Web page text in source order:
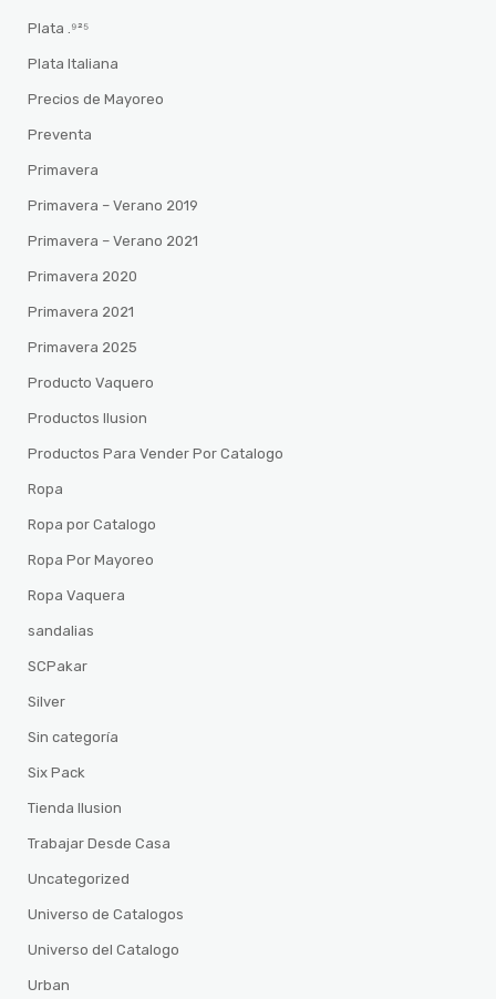
Plata .⁹²⁵
Plata Italiana
Precios de Mayoreo
Preventa
Primavera
Primavera – Verano 2019
Primavera – Verano 2021
Primavera 2020
Primavera 2021
Primavera 2025
Producto Vaquero
Productos Ilusion
Productos Para Vender Por Catalogo
Ropa
Ropa por Catalogo
Ropa Por Mayoreo
Ropa Vaquera
sandalias
SCPakar
Silver
Sin categoría
Six Pack
Tienda Ilusion
Trabajar Desde Casa
Uncategorized
Universo de Catalogos
Universo del Catalogo
Urban